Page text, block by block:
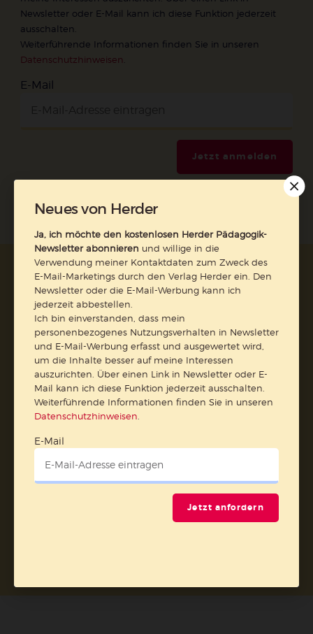
Newsletter oder E-Mail kann ich diese Funktion jederzeit
ausschalten.
Weiterführende Informationen finden Sie in unseren
Datenschutzhinweisen
E-Mail
Jetzt anmelden
AGB und Widerrufsbelehrung
Datenschutz
Barrierefreiheit
Impressum
Vertrag widerrufen
Abo online kündigen
Neues von Herder
Ja, ich möchte den kostenlosen Herder Pädagogik-
Newsletter abonnieren und willige in die
Verwendung meiner Kontaktdaten zum Zweck des
E-Mail-Marketings durch den Verlag Herder ein. Den
Newsletter oder die E-Mail-Werbung kann ich
jederzeit abbestellen.
Ich bin einverstanden, dass mein
personenbezogenes Nutzungsverhalten in Newsletter
und E-Mail-Werbung erfasst und ausgewertet wird,
um die Inhalte besser auf meine Interessen
auszurichten. Über einen Link in Newsletter oder E-
Mail kann ich diese Funktion jederzeit ausschalten.
Weiterführende Informationen finden Sie in unseren
Datenschutzhinweisen
E-Mail
Jetzt anfordern